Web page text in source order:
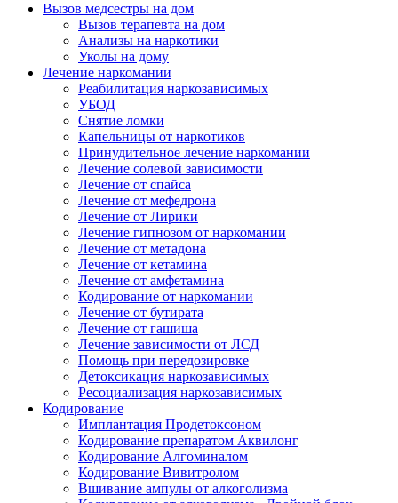
Вызов медсестры на дом
Вызов терапевта на дом
Анализы на наркотики
Уколы на дому
Лечение наркомании
Реабилитация наркозависимых
УБОД
Снятие ломки
Капельницы от наркотиков
Принудительное лечение наркомании
Лечение солевой зависимости
Лечение от спайса
Лечение от мефедрона
Лечение от Лирики
Лечение гипнозом от наркомании
Лечение от метадона
Лечение от кетамина
Лечение от амфетамина
Кодирование от наркомании
Лечение от бутирата
Лечение от гашиша
Лечение зависимости от ЛСД
Помощь при передозировке
Детоксикация наркозависимых
Ресоциализация наркозависимых
Кодирование
Имплантация Продетоксоном
Кодирование препаратом Аквилонг
Кодирование Алгоминалом
Кодирование Вивитролом
Вшивание ампулы от алкоголизма